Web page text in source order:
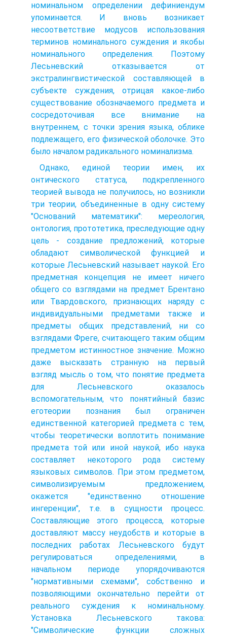
номинальном определении дефиниендум
упоминается. И вновь возникает
несоответствие модусов использования
терминов номинального суждения и якобы
номинального определения. Поэтому
Лесьневский отказывается от
экстралингвистической составляющей в
субъекте суждения, отрицая какое-либо
существование обозначаемого предмета и
сосредоточивая все внимание на
внутреннем, с точки зрения языка, облике
подлежащего, его физической оболочке. Это
было началом радикального номинализма.
Однако, единой теории имен, их
онтического статуса, подкрепленного
теорией вывода не получилось, но возникли
три теории, объединенные в одну систему
"Оснований математики": мереология,
онтология, прототетика, преследующие одну
цель - создание предложений, которые
обладают символической функцией и
которые Лесьневский называет наукой. Его
предметная концепция не имеет ничего
общего со взглядами на предмет Брентано
или Твардовского, признающих наряду с
индивидуальными предметами также и
предметы общих представлений, ни со
взглядами Фреге, считающего таким общим
предметом истинностное значение. Можно
даже высказать странную на первый
взгляд мысль о том, что понятие предмета
для Лесьневского оказалось
вспомогательным, что понятийный базис
еготеории познания был ограничен
единственной категорией предмета с тем,
чтобы теоретически воплотить понимание
предмета той или иной наукой, ибо наука
составляет некоторого рода систему
языковых символов. При этом предметом,
символизируемым предложением,
окажется "единственно отношение
ингеренции", т.е. в сущности процесс.
Составляющие этого процесса, которые
доставляют массу неудобств и которые в
последних работах Лесьневского будут
регулироваться определениями, в
начальном периоде упорядочиваются
"нормативными схемами", собственно и
позволяющими окончательно перейти от
реального суждения к номинальному.
Установка Лесьневского такова:
"Символические функции сложных